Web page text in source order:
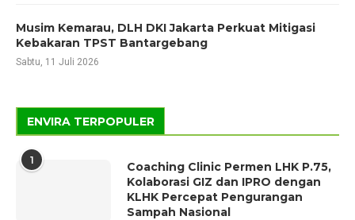
Musim Kemarau, DLH DKI Jakarta Perkuat Mitigasi
Kebakaran TPST Bantargebang
Sabtu, 11 Juli 2026
ENVIRA TERPOPULER
1
Coaching Clinic Permen LHK P.75,
Kolaborasi GIZ dan IPRO dengan
KLHK Percepat Pengurangan
Sampah Nasional